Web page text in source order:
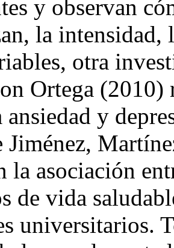
y observan
la intensidad,
otra
Ortega
y
Jiménez,
la asociación
de vida